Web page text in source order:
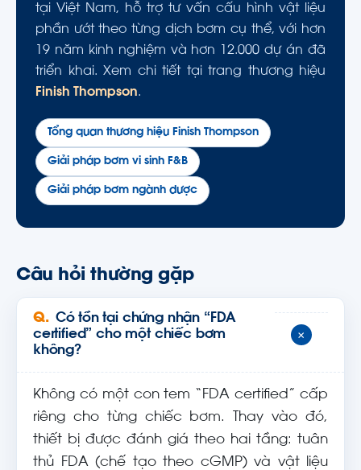
tại Việt Nam, hỗ trợ tư vấn cấu hình vật liệu
phần ướt theo từng dịch bơm cụ thể, với hơn
19 năm kinh nghiệm và hơn 12.000 dự án đã
triển khai. Xem chi tiết tại trang thương hiệu
Finish Thompson.
Tổng quan thương hiệu Finish Thompson
Giải pháp bơm vi sinh F&B
Giải pháp bơm ngành dược
Câu hỏi thường gặp
Có tồn tại chứng nhận “FDA
certified” cho một chiếc bơm
không?
+
Không có một con tem “FDA certified” cấp
riêng cho từng chiếc bơm. Thay vào đó,
thiết bị được đánh giá theo hai tầng: tuân
thủ FDA (chế tạo theo cGMP) và vật liệu